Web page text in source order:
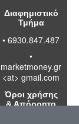
Διαφημιστικό
Τμήμα
• 6930.847.487
•
marketmoney.gr
<at> gmail.com
Όροι χρήσης
& Απόρρητο